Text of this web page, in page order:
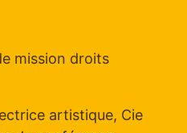
mission droits
artistique, Cie